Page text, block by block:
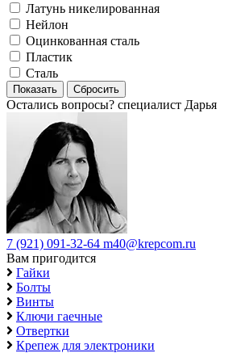
Латунь никелированная
Нейлон
Оцинкованная сталь
Пластик
Сталь
Остались вопросы? специалист Дарья
7 (921) 091-32-64 m40@krepcom.ru
Вам пригодится
Гайки
Болты
Винты
Ключи гаечные
Отвертки
Крепеж для электроники